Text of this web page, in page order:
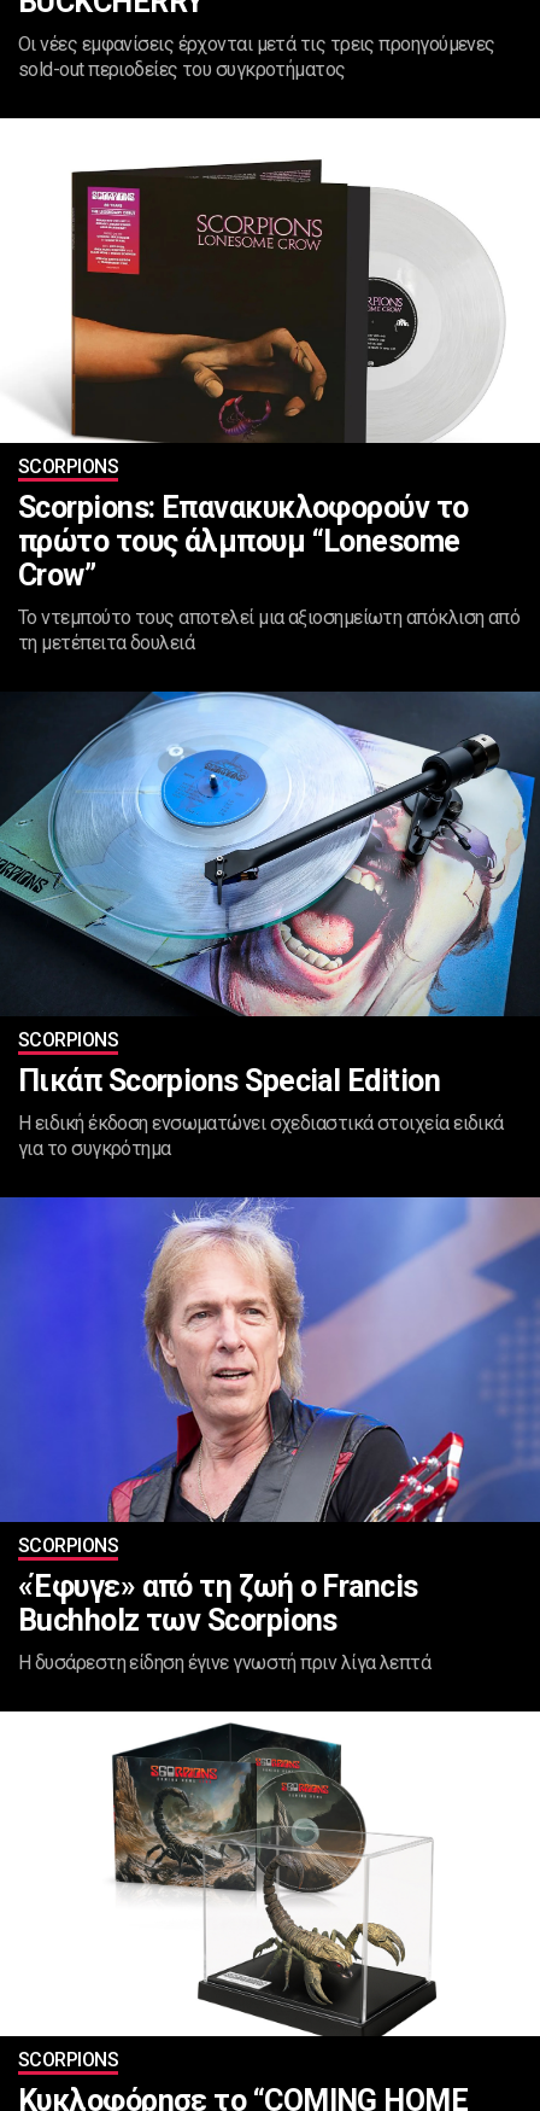
Οι νέες εμφανίσεις έρχονται μετά τις τρεις προηγούμενες
sold-out περιοδείες του συγκροτήματος
SCORPIONS
Scorpions: Επανακυκλοφορούν το
πρώτο τους άλμπουμ “Lonesome
Crow”
Το ντεμπούτο τους αποτελεί μια αξιοσημείωτη απόκλιση από
τη μετέπειτα δουλειά
SCORPIONS
Πικάπ Scorpions Special Edition
Η ειδική έκδοση ενσωματώνει σχεδιαστικά στοιχεία ειδικά
για το συγκρότημα
SCORPIONS
«Έφυγε» από τη ζωή ο Francis
Buchholz των Scorpions
Η δυσάρεστη είδηση έγινε γνωστή πριν λίγα λεπτά
SCORPIONS
Κυκλοφόρησε το “COMING HOME